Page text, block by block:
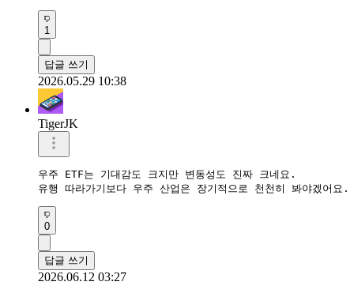
1
답글 쓰기
2026.05.29 10:38
TigerJK
우주 ETF는 기대감도 크지만 변동성도 진짜 크네요.
유행 따라가기보다 우주 산업은 장기적으로 천천히 봐야겠어
0
답글 쓰기
2026.06.12 03:27